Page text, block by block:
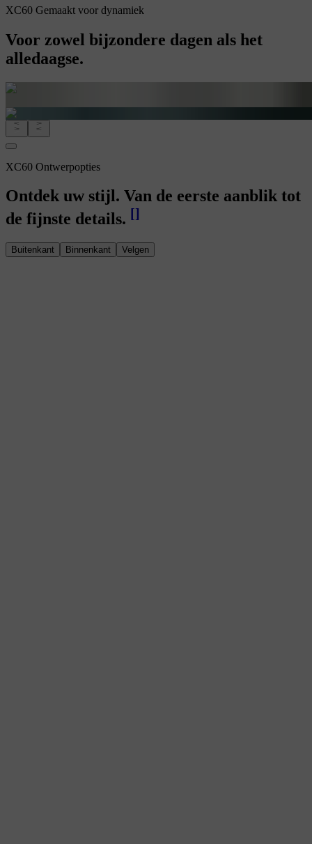
XC60 Gemaakt voor dynamiek
Voor zowel bijzondere dagen als het
alledaagse.
XC60 Ontwerpopties
Ontdek uw stijl. Van de eerste aanblik tot
de fijnste details. []
Buitenkant Binnenkant Velgen